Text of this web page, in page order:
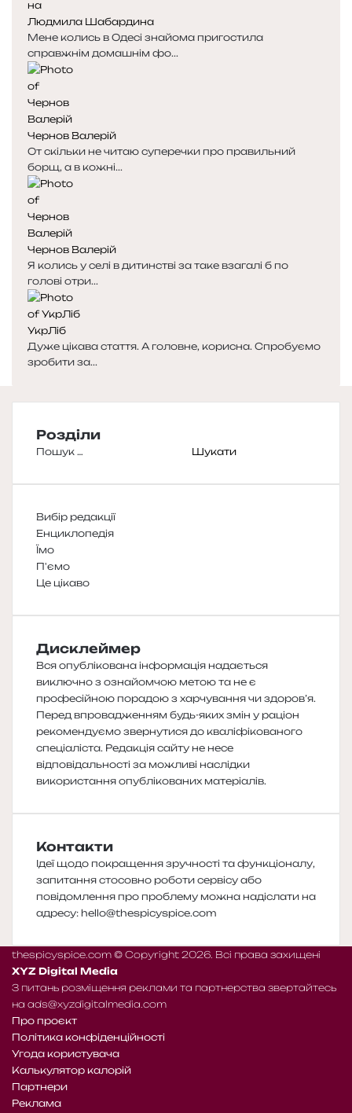
к
а
к
аЛюдмила Шабардина
Мене колись в Одесі знайома пригостила
справжнім домашнім фо...
Чернов Валерій
От скільки не читаю суперечки про правильний
борщ, а в кожні...
Чернов Валерій
Я колись у селі в дитинстві за таке взагалі б по
голові отри...
УкрЛіб
Дуже цікава стаття. А головне, корисна. Спробуємо
зробити за...
Розділи
Пошук:
Вибір редакції
Енциклопедія
Їмо
П'ємо
Це цікаво
Дисклеймер
Вся опублікована інформація надається
виключно з ознайомчою метою та не є
професійною порадою з харчування чи здоров’я.
Перед впровадженням будь-яких змін у раціон
рекомендуємо звернутися до кваліфікованого
спеціаліста. Редакція сайту не несе
відповідальності за можливі наслідки
використання опублікованих матеріалів.
Контакти
Ідеї щодо покращення зручності та функціоналу,
запитання стосовно роботи сервісу або
повідомлення про проблему можна надіслати на
адресу: hello@thespicyspice.com
thespicyspice.com © Copyright 2026. Всі права захищені
XYZ Digital Media
З питань розміщення реклами та партнерства звертайтесь
на ads@xyzdigitalmedia.com
Про проєкт
Політика конфіденційності
Угода користувача
Калькулятор калорій
Партнери
Реклама